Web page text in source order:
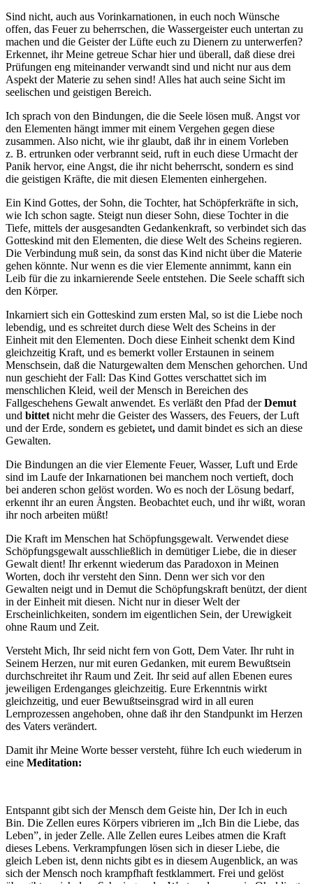
Sind nicht, auch aus Vorinkarnationen, in euch noch Wünsche
offen, das Feuer zu beherrschen, die Wassergeister euch untertan zu
machen und die Geister der Lüfte euch zu Dienern zu unterwerfen?
Erkennet, ihr Meine getreue Schar hier und überall, daß diese drei
Prüfungen eng miteinander verwandt sind und nicht nur aus dem
Aspekt der Materie zu sehen sind! Alles hat auch seine Sicht im
seelischen und geistigen Bereich.
Ich sprach von den Bindungen, die die Seele lösen muß. Angst vor
den Elementen hängt immer mit einem Vergehen gegen diese
zusammen. Also nicht, wie ihr glaubt, daß ihr in einem Vorleben
z. B. ertrunken oder verbrannt seid, ruft in euch diese Urmacht der
Panik hervor, eine Angst, die ihr nicht beherrscht, sondern es sind
die geistigen Kräfte, die mit diesen Elementen einhergehen.
Ein Kind Gottes, der Sohn, die Tochter, hat Schöpferkräfte in sich,
wie Ich schon sagte. Steigt nun dieser Sohn, diese Tochter in die
Tiefe, mittels der ausgesandten Gedankenkraft, so verbindet sich das
Gotteskind mit den Elementen, die diese Welt des Scheins regieren.
Die Verbindung muß sein, da sonst das Kind nicht über die Materie
gehen könnte. Nur wenn es die vier Elemente annimmt, kann ein
Leib für die zu inkarnierende Seele entstehen. Die Seele schafft sich
den Körper.
Inkarniert sich ein Gotteskind zum ersten Mal, so ist die Liebe noch
lebendig, und es schreitet durch diese Welt des Scheins in der
Einheit mit den Elementen. Doch diese Einheit schenkt dem Kind
gleichzeitig Kraft, und es bemerkt voller Erstaunen in seinem
Menschsein, daß die Naturgewalten dem Menschen gehorchen. Und
nun geschieht der Fall: Das Kind Gottes verschattet sich im
menschlichen Kleid, weil der Mensch in Bereichen des
Fallgeschehens Gewalt anwendet. Es verläßt den Pfad derDemut
und bittet nicht mehr die Geister des Wassers, des Feuers, der Luft
und der Erde, sondern es gebietet, und damit bindet es sich an diese
Gewalten.
Die Bindungen an die vier Elemente Feuer, Wasser, Luft und Erde
sind im Laufe der Inkarnationen bei manchem noch vertieft, doch
bei anderen schon gelöst worden. Wo es noch der Lösung bedarf,
erkennt ihr an euren Ängsten. Beobachtet euch, und ihr wißt, woran
ihr noch arbeiten müßt!
Die Kraft im Menschen hat Schöpfungsgewalt. Verwendet diese
Schöpfungsgewalt ausschließlich in demütiger Liebe, die in dieser
Gewalt dient! Ihr erkennt wiederum das Paradoxon in Meinen
Worten, doch ihr versteht den Sinn. Denn wer sich vor den
Gewalten neigt und in Demut die Schöpfungskraft benützt, der dient
in der Einheit mit diesen. Nicht nur in dieser Welt der
Erscheinlichkeiten, sondern im eigentlichen Sein, der Urewigkeit
ohne Raum und Zeit.
Versteht Mich, Ihr seid nicht fern von Gott, Dem Vater. Ihr ruht in
Seinem Herzen, nur mit euren Gedanken, mit eurem Bewußtsein
durchschreitet ihr Raum und Zeit. Ihr seid auf allen Ebenen eures
jeweiligen Erdenganges gleichzeitig. Eure Erkenntnis wirkt
gleichzeitig, und euer Bewußtseinsgrad wird in all euren
Lernprozessen angehoben, ohne daß ihr den Standpunkt im Herzen
des Vaters verändert.
Damit ihr Meine Worte besser versteht, führe Ich euch wiederum in
eine Meditation:
Entspannt gibt sich der Mensch dem Geiste hin, Der Ich in euch
Bin. Die Zellen eures Körpers vibrieren im „Ich Bin die Liebe, das
Leben”, in jeder Zelle. Alle Zellen eures Leibes atmen die Kraft
dieses Lebens. Verkrampfungen lösen sich in dieser Liebe, die
gleich Leben ist, denn nichts gibt es in diesem Augenblick, an was
sich der Mensch noch krampfhaft festklammert. Frei und gelöst